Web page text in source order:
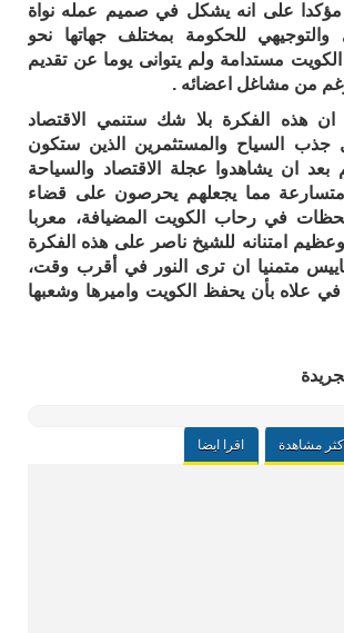
مؤكدا على انه يشكل في صميم عمله نواة
والتوجيهي للحكومة بمختلف جهاتها نحو
مستدامة ولم يتوانى يوما عن تقديم
من مشاغل اعضائه .
هذه الفكرة بلا شك ستنمي الاقتصاد
جذب السياح والمستثمرين الذين ستكون
بعد ان يشاهدوا عجلة الاقتصاد والسياحة
مما يجعلهم يحرصون على قضاء
في رحاب الكويت المضيافة، معربا
امتنانه للشيخ ناصر على هذه الفكرة
متمنيا ان ترى النور في أقرب وقت،
علاه بأن يحفظ الكويت واميرها وشعبها
مشاهدة اقرا ايضا